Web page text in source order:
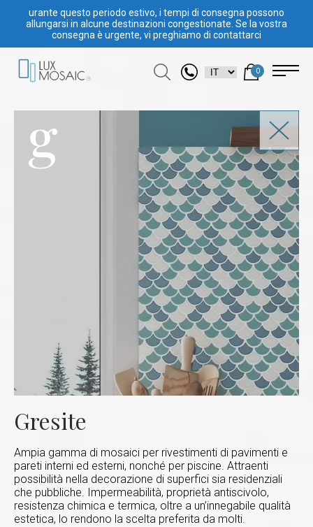
urante questo periodo estivo, i tempi di consegna possono
allungarsi in alcune destinazioni congestionate. Se la vostra
consegna è urgente, vi preghiamo di contattarci
0
g
Gresite
Ampia gamma di mosaici per rivestimenti di pavimenti e
pareti interni ed esterni, nonché per piscine. Attraenti
possibilità nella decorazione di superfici sia residenziali
che pubbliche. Impermeabilità, proprietà antiscivolo,
resistenza chimica e termica, oltre a un’innegabile qualità
estetica, lo rendono la scelta preferita da molti.